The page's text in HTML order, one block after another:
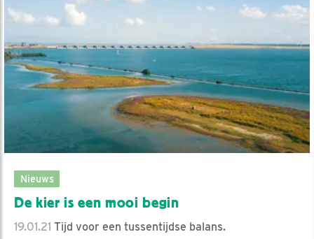
Nieuws
De kier is een mooi begin
19.01.21 Tijd voor een tussentijdse balans.